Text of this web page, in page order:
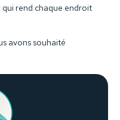
qui rend chaque endroit
avons souhaité